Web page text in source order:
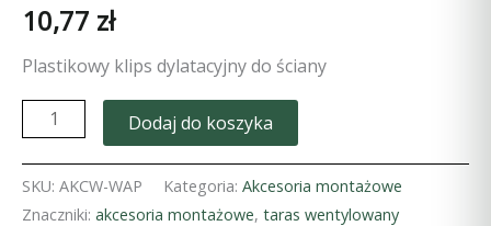
10,77 zł
Plastikowy klips dylatacyjny do ściany
ilość
Plastikowy
klips
dylatacyjny
Dodaj do koszyka
SKU: AKCW-WAP Kategoria: Akcesoria montażowe
Znaczniki: akcesoria montażowe, taras wentylowany